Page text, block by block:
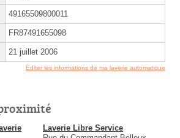
49165509800011
FR87491655098
21 juillet 2006
Éditer les informations de ma laverie automatique
Laverie Libre Service